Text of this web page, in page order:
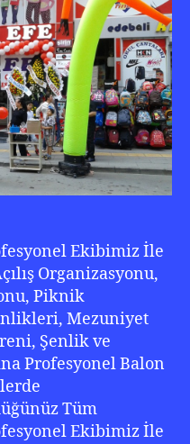
22
20
Ekibimiz İle
Organizasyonu,
Piknik
Mezuniyet
Şenlik ve
Profesyonel Balon
Tüm
Ekibimiz İle